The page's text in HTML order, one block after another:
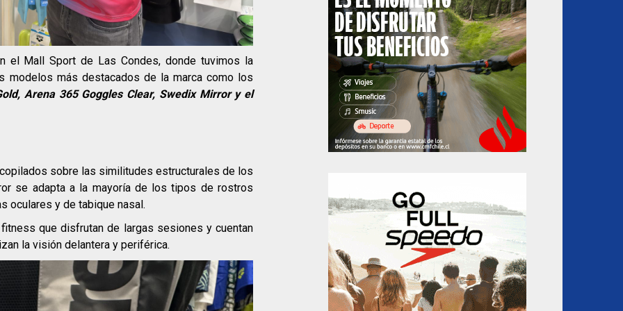
el Mall Sport de Las Condes, donde tuvimos la
modelos más destacados de la marca como los
Arena 365 Goggles Clear, Swedix Mirror y el
sobre las similitudes estructurales de los
se adapta a la mayoría de los tipos de rostros
oculares y de tabique nasal.
que disfrutan de largas sesiones y cuentan
la visión delantera y periférica.